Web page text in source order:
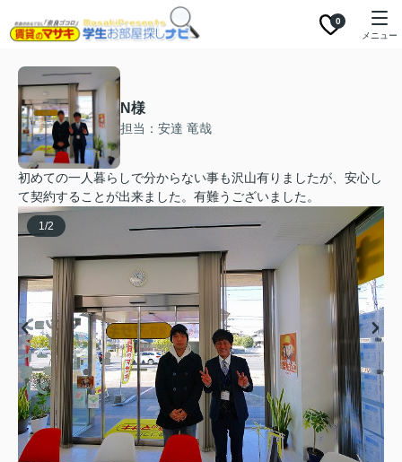
0
メニュー
N様
担当：安達 竜哉
初めての一人暮らしで分からない事も沢山有りましたが、安心し
て契約することが出来ました。有難うございました。
1/2